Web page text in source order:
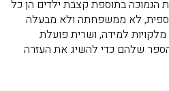
בתוספת קצבת ילדים הן כל
לא ממשפחתה ולא מבעלה
למידה, ושרית פועלת
שלהם כדי להשיג את העזרה